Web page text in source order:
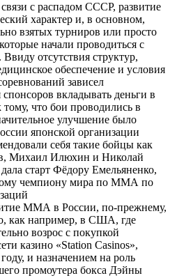
с распадом СССР, развитие
характер и, в основном,
взятых турниров или просто
начали проводиться с
отсутствия структур,
обеспечение и условия
зависел
вкладывать деньги в
что бои проводились в
улучшение было
японской организации
себя такие бойцы как
Михаил Илюхин и Николай
старт Фёдору Емельяненко,
чемпиону мира по ММА по
ММА в России, по-прежнему,
как например, в США, где
возрос с покупкой
казино «Station Casinos»,
и назначением на роль
промоутера бокса Дэйны